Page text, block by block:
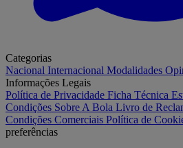
Categorias
Nacional Internacional Modalidades
Informações Legais
Política de Privacidade Ficha Técnica
Condições Sobre A Bola Livro de
Condições Comerciais Política de
preferências